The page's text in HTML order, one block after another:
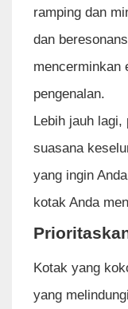
ramping dan
dan
mencerminkan
pengenalan.
Lebih jauh lagi,
suasana
yang ingin
kotak Anda
Kotak yang
yang